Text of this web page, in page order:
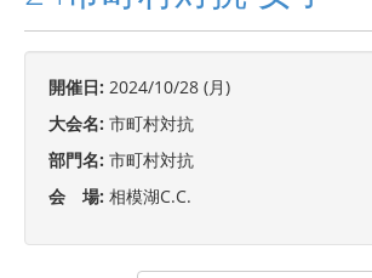
開催日: 2024/10/28 (月)
大会名: 市町村対抗
部門名: 市町村対抗
会 場: 相模湖C.C.